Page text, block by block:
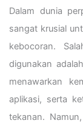
Dalam dunia
sangat krusial
kebocoran.
digunakan adalah
menawarkan
aplikasi, serta
tekanan.